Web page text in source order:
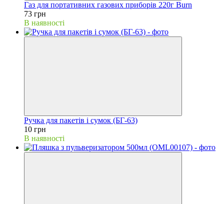
Газ для портативних газових приборів 220г Burn
73 грн
В наявності
Ручка для пакетів і сумок (БГ-63)
10 грн
В наявності